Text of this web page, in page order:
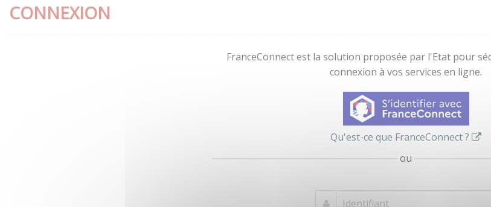
CONNEXION
FranceConnect est la solution proposée par l'Etat pour
connexion à vos services en ligne.
Qu'est-ce que FranceConnect ?
ou